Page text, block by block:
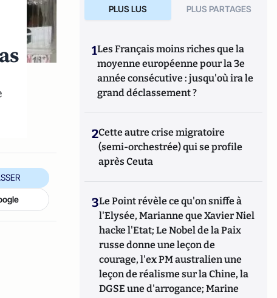
PLUS LUS PLUS PARTAGES
1Les Français moins riches que la
moyenne européenne pour la 3e
année consécutive : jusqu'où ira le
grand déclassement ?
2Cette autre crise migratoire
(semi-orchestrée) qui se profile
après Ceuta
3Le Point révèle ce qu'on sniffe à
l'Elysée, Marianne que Xavier Niel
hacke l'Etat; Le Nobel de la Paix
russe donne une leçon de
courage, l'ex PM australien une
leçon de réalisme sur la Chine, la
DGSE une d'arrogance; Marine